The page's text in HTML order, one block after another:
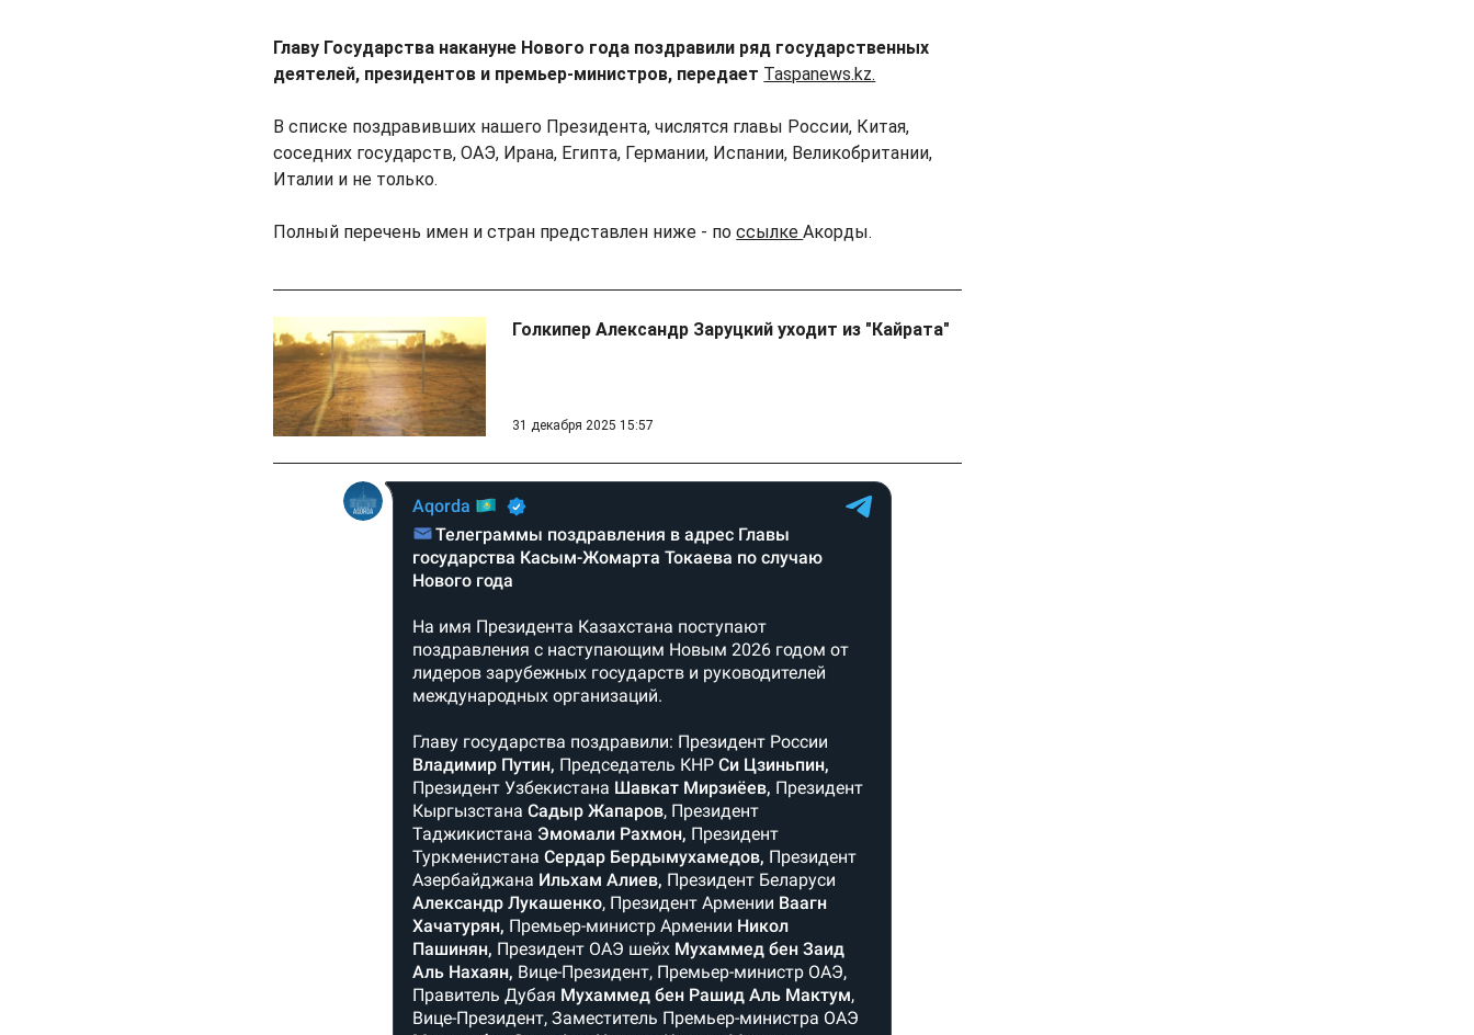
Главу Государства накануне Нового года поздравили ряд государственных
деятелей, президентов и премьер-министров, передает Taspanews.kz.
В списке поздравивших нашего Президента, числятся главы России, Китая,
соседних государств, ОАЭ, Ирана, Египта, Германии, Испании, Великобритании,
Италии и не только.
Полный перечень имен и стран представлен ниже - поссылкеАкорды.
Голкипер Александр Заруцкий уходит из "Кайрата"
31 декабря 2025 15:57